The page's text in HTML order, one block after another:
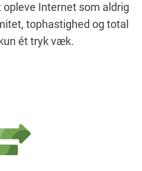
opleve Internet som aldrig
tophastighed og total
ét tryk væk.